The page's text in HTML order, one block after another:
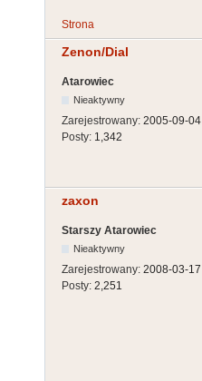
Strona
Zenon/Dial
Atarowiec
Nieaktywny
Zarejestrowany: 2005-09-04
Posty: 1,342
zaxon
Starszy Atarowiec
Nieaktywny
Zarejestrowany: 2008-03-17
Posty: 2,251